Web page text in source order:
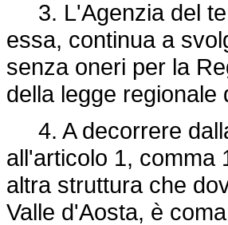
3. L'Agenzia del
essa, continua a
senza oneri per la
della legge regionale
4. A decorrere
all'articolo 1, comma
altra struttura che
Valle d'Aosta, è